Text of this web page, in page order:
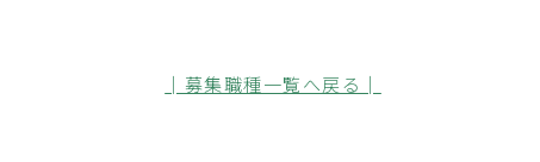
│募集職種一覧へ戻る│